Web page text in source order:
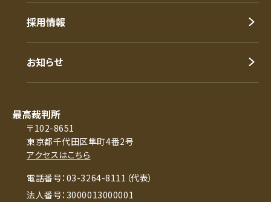
採用情報
お知らせ
最高裁判所
〒102-8651
東京都千代田区隼町4番2号
アクセスはこちら
電話番号：03-3264-8111（代表）
法人番号：3000013000001